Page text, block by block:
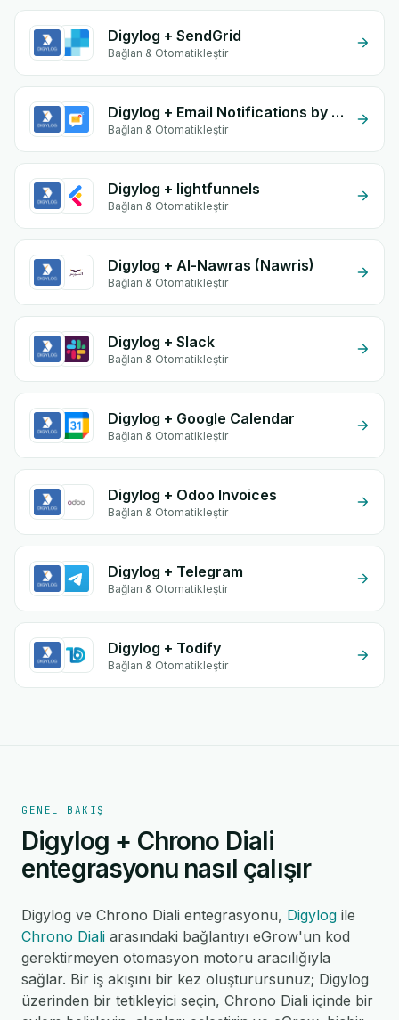
Digylog + SendGrid
Bağlan & Otomatikleştir
Digylog + Email Notifications by eGrow
Bağlan & Otomatikleştir
Digylog + lightfunnels
Bağlan & Otomatikleştir
Digylog + Al-Nawras (Nawris)
Bağlan & Otomatikleştir
Digylog + Slack
Bağlan & Otomatikleştir
Digylog + Google Calendar
Bağlan & Otomatikleştir
Digylog + Odoo Invoices
Bağlan & Otomatikleştir
Digylog + Telegram
Bağlan & Otomatikleştir
Digylog + Todify
Bağlan & Otomatikleştir
GENEL BAKIŞ
Digylog + Chrono Diali
entegrasyonu nasıl çalışır
Digylog ve Chrono Diali entegrasyonu, Digylog ile
Chrono Diali arasındaki bağlantıyı eGrow'un kod
gerektirmeyen otomasyon motoru aracılığıyla
sağlar. Bir iş akışını bir kez oluşturursunuz; Digylog
üzerinden bir tetikleyici seçin, Chrono Diali içinde bir